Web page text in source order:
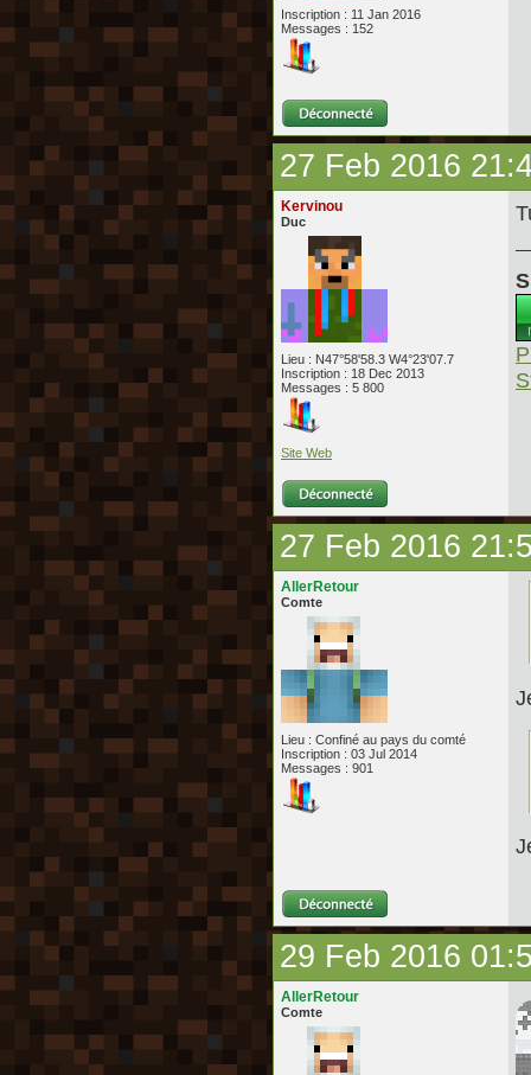
Inscription : 11 Jan 2016
Messages : 152
27 Feb 2016
Kervinou
Duc
Lieu : N47°58'58.3 W4°23'07.7
Inscription : 18 Dec 2013
Messages : 5 800
Site Web
27 Feb 2016
AllerRetour
Comte
Lieu : Confiné au pays du comté
Inscription : 03 Jul 2014
Messages : 901
29 Feb 2016
AllerRetour
Comte